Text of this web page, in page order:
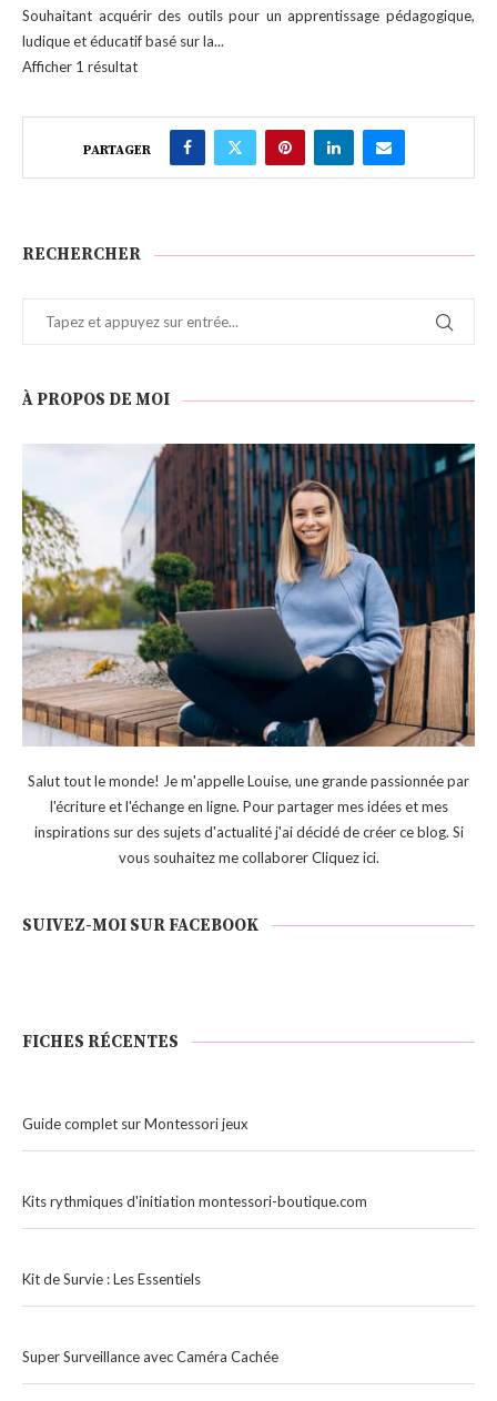
Souhaitant acquérir des outils pour un apprentissage pédagogique,
ludique et éducatif basé sur la...
Afficher 1 résultat
PARTAGER
RECHERCHER
À PROPOS DE MOI
Salut tout le monde! Je m'appelle Louise, une grande passionnée par
l'écriture et l'échange en ligne. Pour partager mes idées et mes
inspirations sur des sujets d'actualité j'ai décidé de créer ce blog. Si
vous souhaitez me collaborerCliquez ici.
SUIVEZ-MOI SUR FACEBOOK
FICHES RÉCENTES
Guide complet sur Montessori jeux
Kits rythmiques d'initiation montessori-boutique.com
Kit de Survie : Les Essentiels
Super Surveillance avec Caméra Cachée